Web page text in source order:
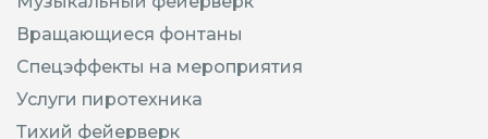
Вращающиеся фонтаны
Спецэффекты на мероприятия
Услуги пиротехника
Тихий фейерверк